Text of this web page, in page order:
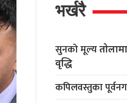
भर्खरै
सुनको मूल्य
वृद्धि
कपिलवस्तुका